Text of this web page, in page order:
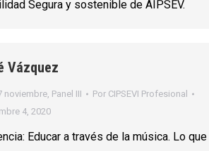
Segura y sostenible de AIPSEV.
Vázquez
noviembre, Panel III Por CIPSEVI Profesional
4, 2020
Educar a través de la música. Lo que